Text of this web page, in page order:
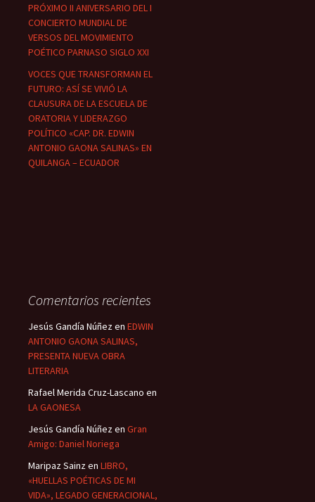
PRÓXIMO II ANIVERSARIO DEL I
CONCIERTO MUNDIAL DE
VERSOS DEL MOVIMIENTO
POÉTICO PARNASO SIGLO XXI
VOCES QUE TRANSFORMAN EL
FUTURO: ASÍ SE VIVIÓ LA
CLAUSURA DE LA ESCUELA DE
ORATORIA Y LIDERAZGO
POLÍTICO «CAP. DR. EDWIN
ANTONIO GAONA SALINAS» EN
QUILANGA – ECUADOR
Comentarios recientes
Jesús Gandía Núñezen EDWIN
ANTONIO GAONA SALINAS,
PRESENTA NUEVA OBRA
LITERARIA
Rafael Merida Cruz-Lascano en
LA GAONESA
Jesús Gandía Núñezen Gran
Amigo: Daniel Noriega
Maripaz Sainzen LIBRO,
«HUELLAS POÉTICAS DE MI
VIDA», LEGADO GENERACIONAL,